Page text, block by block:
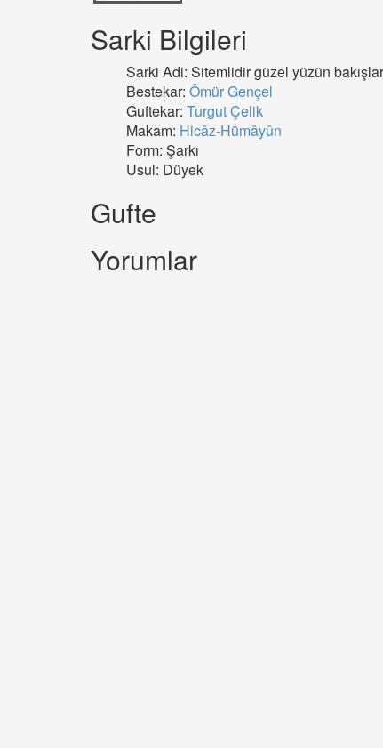
Sarki Bilgileri
Sarki Adi: Sitemlidir güzel yüzün
Bestekar: Ömür Gençel
Guftekar: Turgut Çelik
Makam: Hicâz-Hümâyûn
Form: Şarkı
Usul: Düyek
Gufte
Yorumlar